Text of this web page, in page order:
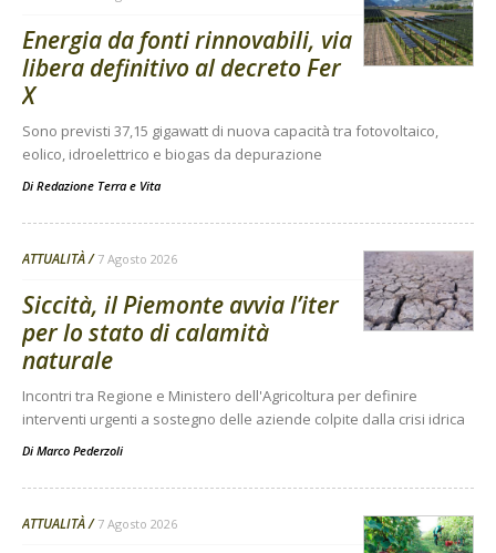
Energia da fonti rinnovabili, via
libera definitivo al decreto Fer
X
Sono previsti 37,15 gigawatt di nuova capacità tra fotovoltaico,
eolico, idroelettrico e biogas da depurazione
Di Redazione Terra e Vita
ATTUALITÀ 7 Agosto 2026
Siccità, il Piemonte avvia l’iter
per lo stato di calamità
naturale
Incontri tra Regione e Ministero dell'Agricoltura per definire
interventi urgenti a sostegno delle aziende colpite dalla crisi idrica
Di Marco Pederzoli
ATTUALITÀ 7 Agosto 2026